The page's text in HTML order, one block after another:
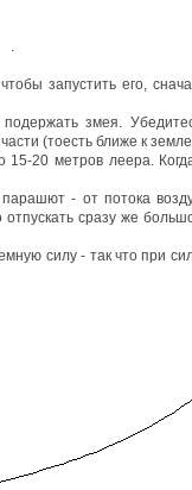
.
запустить его,
подержать змея.
(тоесть ближе к
20 метров леера.
- от потока
сразу же
силу - так что при